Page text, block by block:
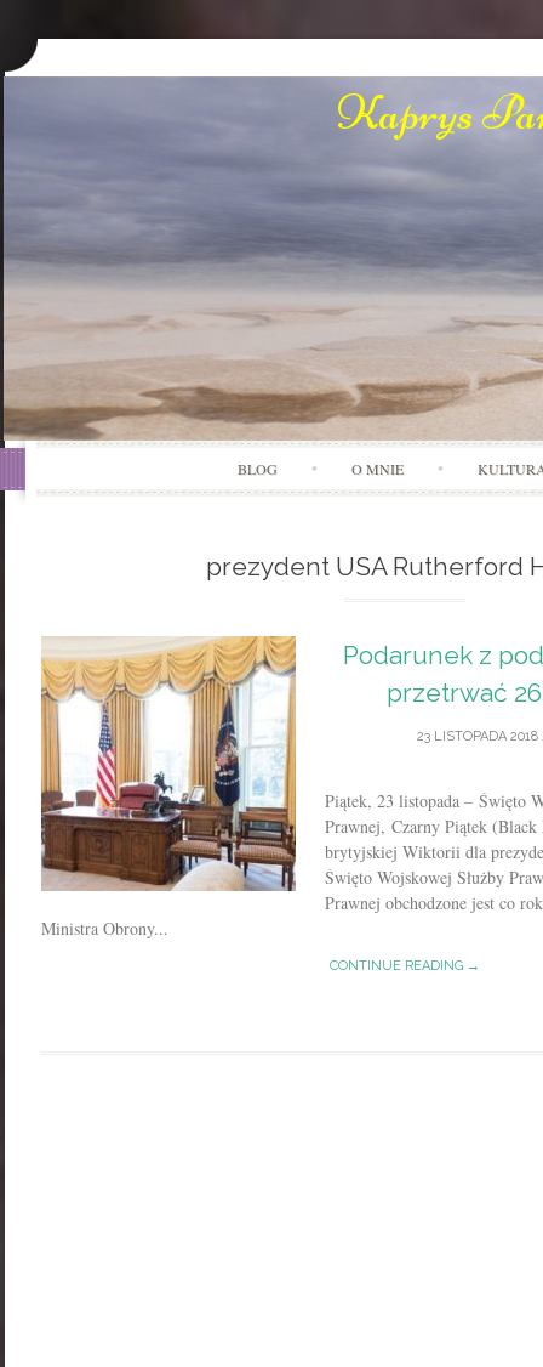
Kaprys
BLOG O MNIE
prezydent USA Rutherford
Podarunek z
przetrwać
23 LISTOPADA 2018
Piątek, 23 listopada – Święto
Prawnej, Czarny Piątek
brytyjskiej Wiktorii dla
Święto Wojskowej Służby
Prawnej obchodzone jest co
Ministra Obrony...
CONTINUE READING →